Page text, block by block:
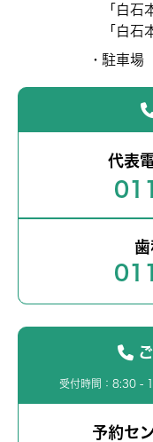
「白
「白
駐車
代表
受付時間：8:30 -
予約セ